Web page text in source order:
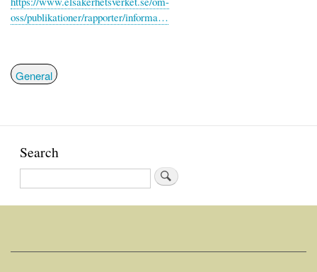
oss/publikationer/rapporter/informa…
General
Search
Search